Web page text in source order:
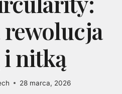
i nitką
28 marca, 2026